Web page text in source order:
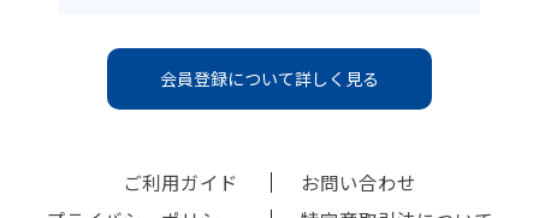
会員登録について詳しく見る
ご利用ガイド
お問い合わせ